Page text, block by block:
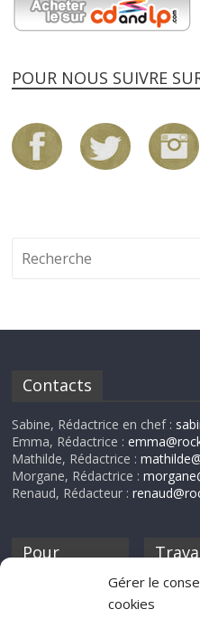
Gérer le
cookies
POUR NOUS SUIVRE
Contacts
Sabine, Rédactrice en chef :
Emma, Rédactrice :
Mathilde, Rédactrice :
Morgane, Rédactrice :
Renaud, Rédacteur :
Pour
discothèque
Si tu